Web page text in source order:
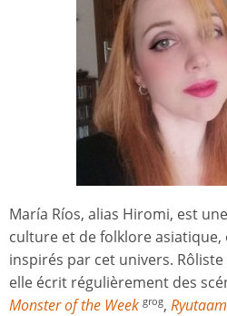
María Ríos, alias Hiromi, est
culture et de folklore asiatique,
inspirés par cet univers.
elle écrit régulièrement des
Monster of the Week grog,